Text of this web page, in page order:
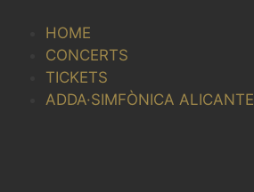
content
HOME
CONCERTS
TICKETS
ADDA·SIMFÒNICA ALICANTE